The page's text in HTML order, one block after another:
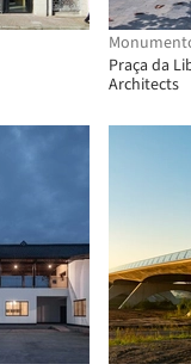
Praça da
Architects